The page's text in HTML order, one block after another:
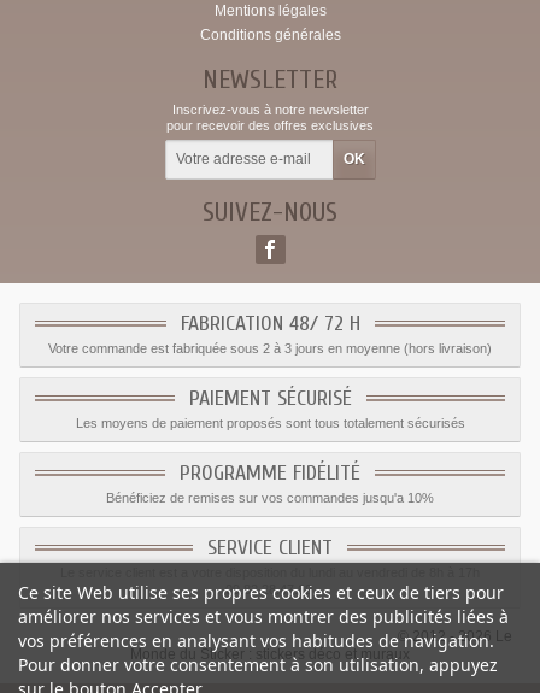
Mentions légales
Conditions générales
NEWSLETTER
Inscrivez-vous à notre newsletter
pour recevoir des offres exclusives
SUIVEZ-NOUS
FABRICATION 48/ 72 H
Votre commande est fabriquée sous 2 à 3 jours en moyenne (hors livraison)
PAIEMENT SÉCURISÉ
Les moyens de paiement proposés sont tous totalement sécurisés
PROGRAMME FIDÉLITÉ
Bénéficiez de remises sur vos commandes jusqu'a 10%
SERVICE CLIENT
09.82.28.47.69.
© 2012 - 2026 Le
Monde du Sticker :
stickers déco et muraux
Ce site Web utilise ses propres cookies et ceux de tiers pour
améliorer nos services et vous montrer des publicités liées à
vos préférences en analysant vos habitudes de navigation.
Pour donner votre consentement à son utilisation, appuyez